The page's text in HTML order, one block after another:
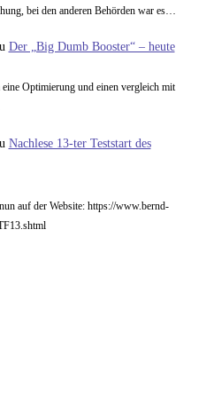
bei den anderen Behörden war es…
Der „Big Dumb Booster“ – heute
Optimierung und einen vergleich mit
Nachlese 13-ter Teststart des
auf der Website: https://www.bernd-